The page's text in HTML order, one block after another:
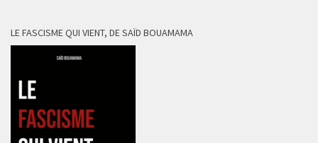
LE FASCISME QUI VIENT, DE SAÏD BOUAMAMA